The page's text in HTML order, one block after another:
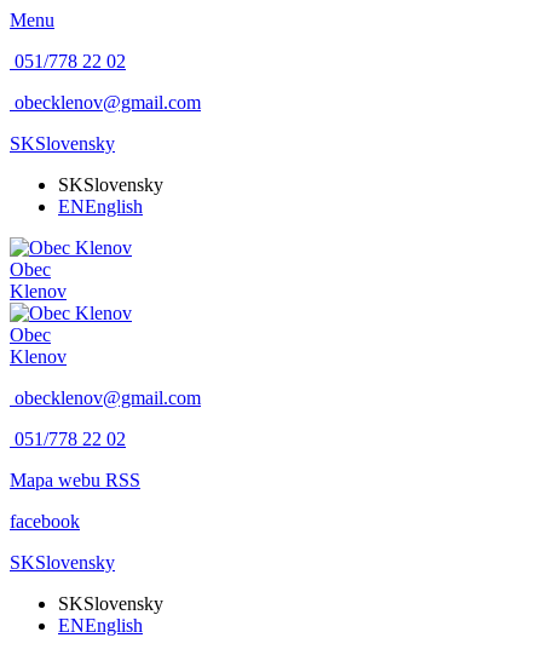
Menu
051/778 22 02
obecklenov@gmail.com
SKSlovensky
SKSlovensky
ENEnglish
Obec
Klenov
Obec
Klenov
obecklenov@gmail.com
051/778 22 02
Mapa webu RSS
facebook
SKSlovensky
SKSlovensky
ENEnglish